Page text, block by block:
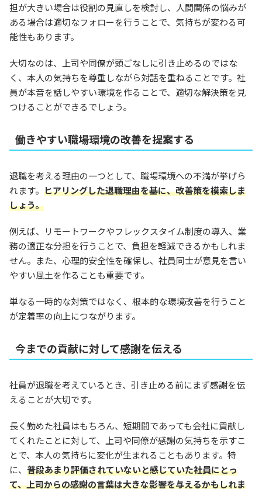
担が大きい場合は役割の見直しを検討し、人間関係の悩みが
ある場合は適切なフォローを行うことで、気持ちが変わる可
能性もあります。
大切なのは、上司や同僚が頭ごなしに引き止めるのではな
く、本人の気持ちを尊重しながら対話を重ねることです。社
員が本音を話しやすい環境を作ることで、適切な解決策を見
つけることができるでしょう。
働きやすい職場環境の改善を提案する
退職を考える理由の一つとして、職場環境への不満が挙げら
れます。 ヒアリングした退職理由を基に、改善策を模索しま
しょう。
例えば、リモートワークやフレックスタイム制度の導入、業
務の適正な分担を行うことで、負担を軽減できるかもしれま
せん。また、心理的安全性を確保し、社員同士が意見を言い
やすい風土を作ることも重要です。
単なる一時的な対策ではなく、根本的な環境改善を行うこと
が定着率の向上につながります。
今までの貢献に対して感謝を伝える
社員が退職を考えているとき、引き止める前にまず感謝を伝
えることが大切です。
長く勤めた社員はもちろん、短期間であっても会社に貢献し
てくれたことに対して、上司や同僚が感謝の気持ちを示すこ
とで、本人の気持ちに変化が生まれることもあります。特
に、 普段あまり評価されていないと感じていた社員にとっ
て、上司からの感謝の言葉は大きな影響を与えるかもしれま